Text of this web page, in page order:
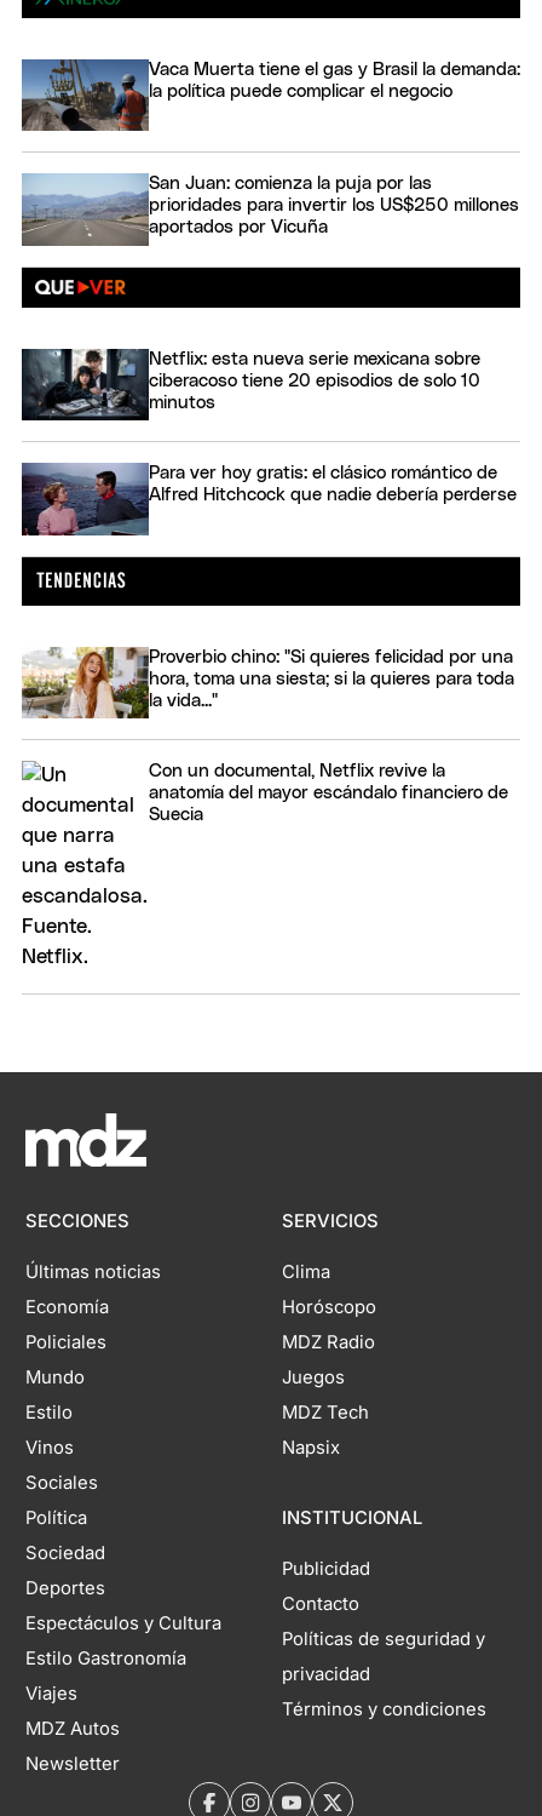
Vaca Muerta tiene el gas y Brasil la demanda:
la política puede complicar el negocio
San Juan: comienza la puja por las
prioridades para invertir los US$250 millones
aportados por Vicuña
Netflix: esta nueva serie mexicana sobre
ciberacoso tiene 20 episodios de solo 10
minutos
Para ver hoy gratis: el clásico romántico de
Alfred Hitchcock que nadie debería perderse
Proverbio chino: "Si quieres felicidad por una
hora, toma una siesta; si la quieres para toda
la vida..."
Con un documental, Netflix revive la
anatomía del mayor escándalo financiero de
Suecia
SECCIONES
Últimas noticias
Economía
Policiales
Mundo
Estilo
Vinos
Sociales
Política
Sociedad
Deportes
Espectáculos y Cultura
Estilo Gastronomía
Viajes
MDZ Autos
Newsletter
SERVICIOS
Clima
Horóscopo
MDZ Radio
Juegos
MDZ Tech
Napsix
INSTITUCIONAL
Publicidad
Contacto
Políticas de seguridad y
privacidad
Términos y condiciones